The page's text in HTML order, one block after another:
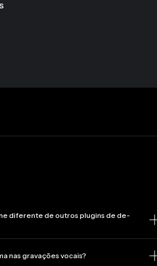
diferente de outros plugins de de-
nas gravações vocais?